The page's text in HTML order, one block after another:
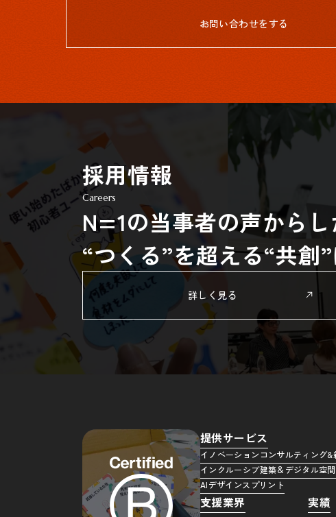
お問い合わせをする
採用情報
Careers
N=1の当事者の声から
“つくる”を超える“共創
詳しく見る
提供サービス
イノベーションコンサルティング
インクルーシブ建築＆デジタル空
AIデザインスプリント
支援業界 実績